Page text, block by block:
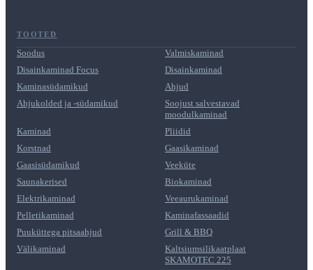
TOOTED
Soodus
Valmiskaminad
Disainkaminad Focus
Disainkaminad
Kaminasüdamikud
Ahjud
Ahjukolded ja -südamikud
Soojust salvestavad
moodulkaminad
Kaminad
Pliidid
Korstnad
Gaasikaminad
Gaasisüdamikud
Veeküte
Saunakerised
Biokaminad
Elektrikaminad
Veeaurukaminad
Pelletikaminad
Kaminafassaadid
Puuküttega pitsaahjud
Grill & BBQ
Välikaminad
Kaltsiumsilikaatplaat
SKAMOTEC 225